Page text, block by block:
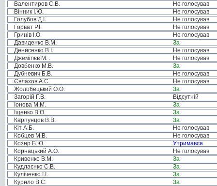
Валентиров С.В.
Не голосував
Вінник І.Ю.
Не голосував
Голубов Д.І.
Не голосував
Горват Р.І.
Не голосував
Гринів І.О.
Не голосував
Давиденко В.М.
За
Денисенко В.І.
Не голосував
Джемілєв М. .
Не голосував
Довбенко М.В.
За
Дубневич Б.В.
Не голосував
Євлахов А.С.
Не голосував
Жолобецький О.О.
За
Загорій Г.В.
Відсутній
Іонова М.М.
За
Іщенко В.О.
За
Карпунцов В.В.
За
Кіт А.Б.
Не голосував
Кобцев М.В.
Не голосував
Козир Б.Ю.
Утримався
Корнацький А.О.
Не голосував
Кривенко В.М.
За
Кудлаєнко С.В.
За
Куліченко І.І.
За
Курило В.С.
За